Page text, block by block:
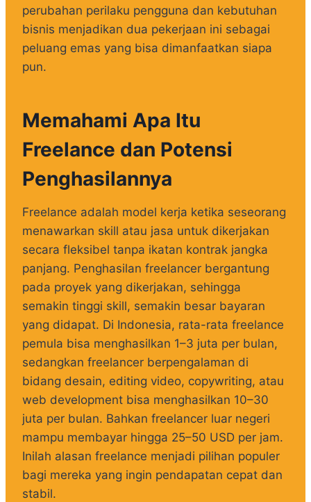
perubahan perilaku pengguna dan kebutuhan
bisnis menjadikan dua pekerjaan ini sebagai
peluang emas yang bisa dimanfaatkan siapa
pun.
Memahami Apa Itu
Freelance dan Potensi
Penghasilannya
Freelance adalah model kerja ketika seseorang
menawarkan skill atau jasa untuk dikerjakan
secara fleksibel tanpa ikatan kontrak jangka
panjang. Penghasilan freelancer bergantung
pada proyek yang dikerjakan, sehingga
semakin tinggi skill, semakin besar bayaran
yang didapat. Di Indonesia, rata-rata freelance
pemula bisa menghasilkan 1–3 juta per bulan,
sedangkan freelancer berpengalaman di
bidang desain, editing video, copywriting, atau
web development bisa menghasilkan 10–30
juta per bulan. Bahkan freelancer luar negeri
mampu membayar hingga 25–50 USD per jam.
Inilah alasan freelance menjadi pilihan populer
bagi mereka yang ingin pendapatan cepat dan
stabil.